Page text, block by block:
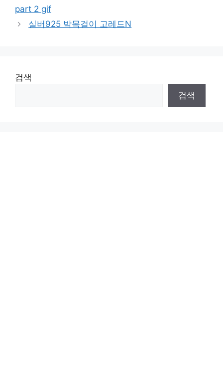
part 2 gif
실버925 박목걸이 고레드N
검색
검색